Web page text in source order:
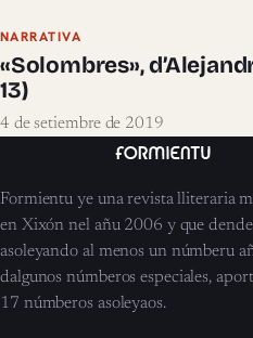
NARRATIVA
«Solombres»,
13)
4 de setiembre de 2019
Formientu ye una revista lliteraria
en Xixón nel añu 2006 y que
asoleyando al menos un númberu
dalgunos númberos especiales,
17 númberos asoleyaos.